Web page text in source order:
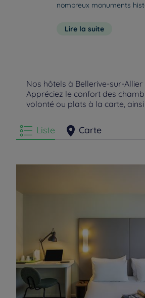
nombreux monuments
Lire la suite
Nos hôtels à Bellerive-sur-Allier
Appréciez le confort des
volonté ou plats à la carte,
Liste Carte